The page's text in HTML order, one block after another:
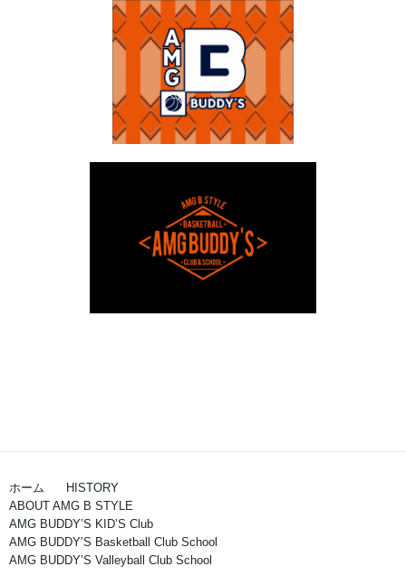
ホーム
HISTORY
ABOUT AMG B STYLE
AMG BUDDY’S KID’S Club
AMG BUDDY’S Basketball Club School
AMG BUDDY’S Valleyball Club School